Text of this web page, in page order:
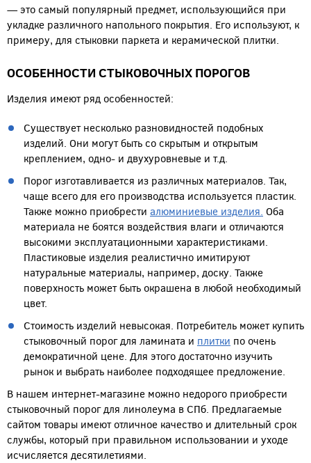
— это самый популярный предмет, использующийся при
укладке различного напольного покрытия. Его используют, к
примеру, для стыковки паркета и керамической плитки.
ОСОБЕННОСТИ СТЫКОВОЧНЫХ ПОРОГОВ
Изделия имеют ряд особенностей:
Существует несколько разновидностей подобных
изделий. Они могут быть со скрытым и открытым
креплением, одно- и двухуровневые и т.д.
Порог изготавливается из различных материалов. Так,
чаще всего для его производства используется пластик.
Также можно приобрести алюминиевые изделия. Оба
материала не боятся воздействия влаги и отличаются
высокими эксплуатационными характеристиками.
Пластиковые изделия реалистично имитируют
натуральные материалы, например, доску. Также
поверхность может быть окрашена в любой необходимый
цвет.
Стоимость изделий невысокая. Потребитель может купить
стыковочный порог для ламината и плитки по очень
демократичной цене. Для этого достаточно изучить
рынок и выбрать наиболее подходящее предложение.
В нашем интернет-магазине можно недорого приобрести
стыковочный порог для линолеума в СПб. Предлагаемые
сайтом товары имеют отличное качество и длительный срок
службы, который при правильном использовании и уходе
исчисляется десятилетиями.